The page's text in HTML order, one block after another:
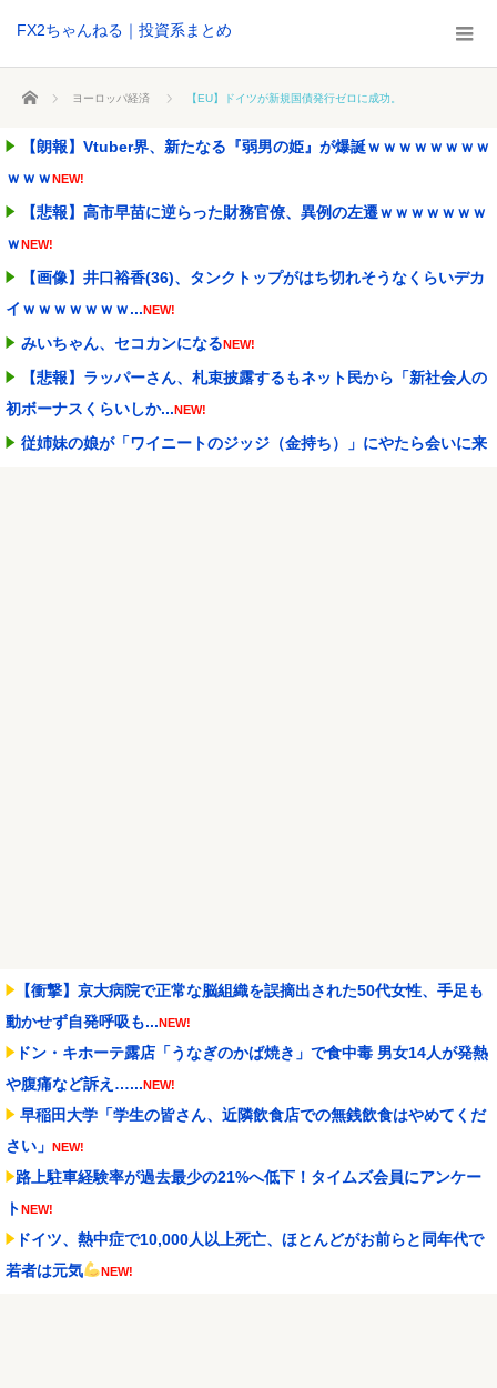
FX2ちゃんねる｜投資系まとめ
ホーム ヨーロッパ経済 【EU】ドイツが新規国債発行ゼロに成功。
【朗報】Vtuber界、新たなる『弱男の姫』が爆誕ｗｗｗｗｗｗｗｗ
ｗｗｗNEW!
【悲報】高市早苗に逆らった財務官僚、異例の左遷ｗｗｗｗｗｗｗ
ｗNEW!
【画像】井口裕香(36)、タンクトップがはち切れそうなくらいデカ
イｗｗｗｗｗｗｗ...NEW!
みいちゃん、セコカンになるNEW!
【悲報】ラッパーさん、札束披露するもネット民から「新社会人の
初ボーナスくらいしか...NEW!
従姉妹の娘が「ワイニートのジッジ（金持ち）」にやたら会いに来
【衝撃】京大病院で正常な脳組織を誤摘出された50代女性、手足も
動かせず自発呼吸も...NEW!
ドン・キホーテ露店「うなぎのかば焼き」で食中毒 男女14人が発熱
や腹痛など訴え…...NEW!
早稲田大学「学生の皆さん、近隣飲食店での無銭飲食はやめてくだ
さい」 NEW!
路上駐車経験率が過去最少の21%へ低下！タイムズ会員にアンケー
トNEW!
ドイツ、熱中症で10,000人以上死亡、ほとんどがお前らと同年代で
若者は元気
NEW!